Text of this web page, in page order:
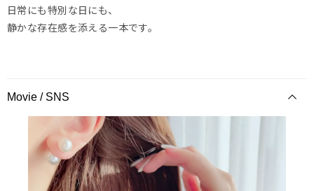
日常にも特別な日にも、
静かな存在感を添える一本です。
Movie / SNS